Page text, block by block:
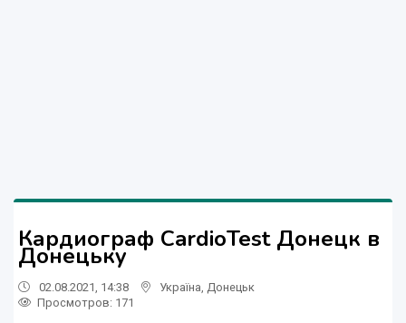
Кардиограф CardioTest Донецк в
Донецьку
02.08.2021, 14:38 Україна Донецьк
Просмотров: 171